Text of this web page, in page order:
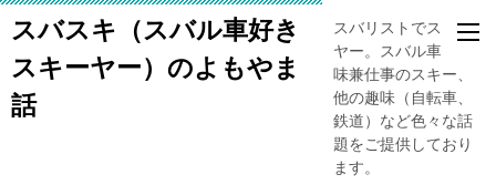
スバスキ（スバル車好き
スキーヤー）のよもやま
話
スバリストでスキー
ヤー。スバル車、趣
味兼仕事のスキー、
他の趣味（自転車、
鉄道）など色々な話
題をご提供しており
ます。